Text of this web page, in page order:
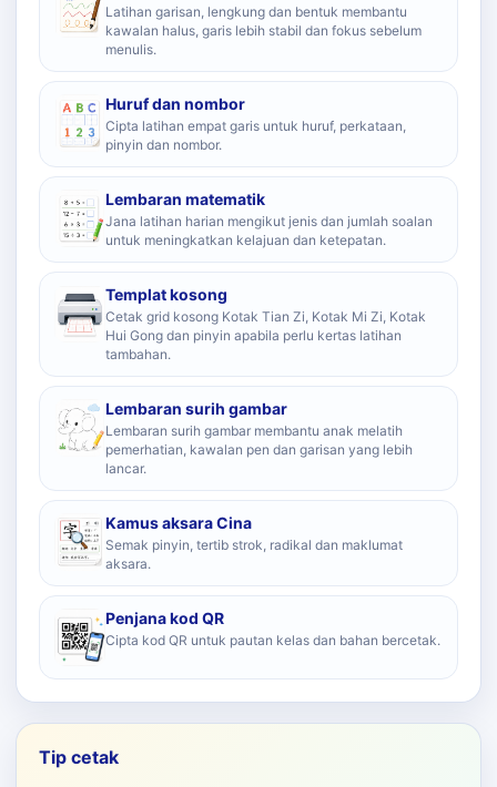
Latihan garisan, lengkung dan bentuk membantu
kawalan halus, garis lebih stabil dan fokus sebelum
menulis.
Huruf dan nombor
Cipta latihan empat garis untuk huruf, perkataan,
pinyin dan nombor.
Lembaran matematik
Jana latihan harian mengikut jenis dan jumlah soalan
untuk meningkatkan kelajuan dan ketepatan.
Templat kosong
Cetak grid kosong Kotak Tian Zi, Kotak Mi Zi, Kotak
Hui Gong dan pinyin apabila perlu kertas latihan
tambahan.
Lembaran surih gambar
Lembaran surih gambar membantu anak melatih
pemerhatian, kawalan pen dan garisan yang lebih
lancar.
Kamus aksara Cina
Semak pinyin, tertib strok, radikal dan maklumat
aksara.
Penjana kod QR
Cipta kod QR untuk pautan kelas dan bahan bercetak.
Tip cetak